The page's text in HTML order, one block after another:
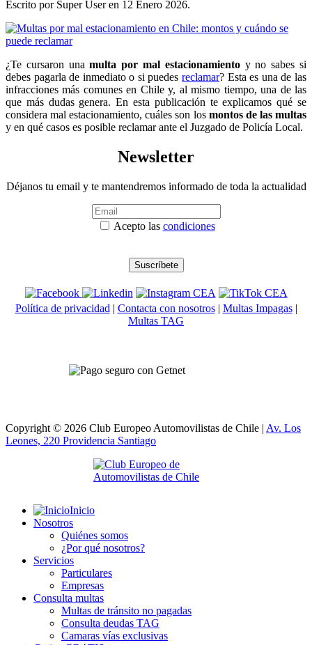
Escrito por Super User en 12 Enero 2026.
¿Te cursaron unamulta por mal estacionamientoy no sabes si
debes pagarla de inmediato o si puedesreclamar? Esta es una de las
infracciones más comunes en Chile y, al mismo tiempo, una de las
que más dudas genera. En esta publicación te explicamos qué se
considera mal estacionamiento, cuáles son los montos de las multas
y en qué casos es posible reclamar ante el Juzgado de Policía Local.
Newsletter
Déjanos tu email y te mantendremos informado de toda la actualidad
Acepto las condiciones
Política de privacidad | Contacta con nosotros| Multas Impagas|
Multas TAG
Copyright © 2026 Club Europeo Automovilistas de Chile | Av. Los
Leones, 220 Providencia Santiago
Inicio
Nosotros
Quiénes somos
¿Por qué nosotros?
Servicios
Particulares
Empresas
Consulta multas
Multas de tránsito no pagadas
Consulta deudas TAG
Camaras vías exclusivas